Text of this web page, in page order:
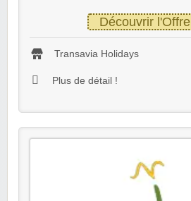
Découvrir l'Offre
Transavia Holidays
Plus de détail !